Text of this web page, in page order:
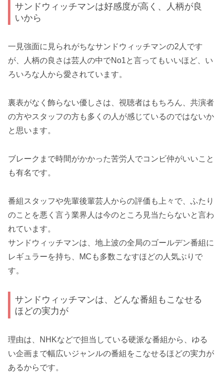
サンドウィッチマンは好感度が高く、人柄が良
いから
一見強面に見られがちなサンドウィッチマンの2人です
が、人柄の良さは芸人の中でNo1と言ってもいいほど、い
ろいろな人から愛されています。
裏表がなく飾らない優しさは、視聴者はもちろん、共演者
の方やスタッフの方も多くの人が感じているのではないか
と思います。
ブレークまで時間がかかった苦労人でコンビ仲がいいこと
も有名です。
番組スタッフや先輩後輩芸人からの評価も上々で、ふたり
のことを悪く言う業界人は今のところ見当たらないと言わ
れています。
サンドウィッチマンは、地上波の全局のゴールデン番組に
レギュラーを持ち、MCも多数こなすほどの人気ぶりで
す。
サンドウィッチマンは、どんな番組もこなせる
ほどの実力が
理由は、NHKなどで担当している硬派な番組から、ゆる
い企画まで幅広いジャンルの番組をこなせるほどの実力が
あるからです。